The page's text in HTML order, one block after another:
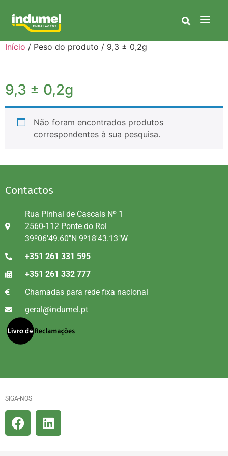
Início / Peso do produto / 9,3 ± 0,2g
9,3 ± 0,2g
Não foram encontrados produtos
correspondentes à sua pesquisa.
Contactos
Rua Pinhal de Cascais Nº 1
2560-112 Ponte do Rol
39º06'49.60"N 9º18'43.13"W
+351 261 331 595
+351 261 332 777
Chamadas para rede fixa nacional
geral@indumel.pt
SIGA-NOS